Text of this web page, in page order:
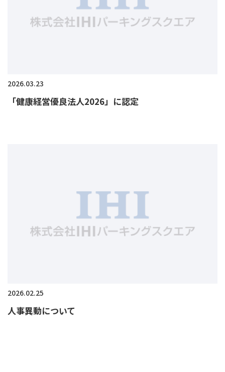
2026.03.23
「健康経営優良法人2026」に認定
2026.02.25
人事異動について